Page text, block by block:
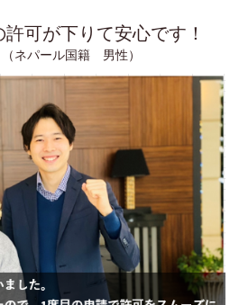
可が下りて安心です！
ネパール国籍 男性）